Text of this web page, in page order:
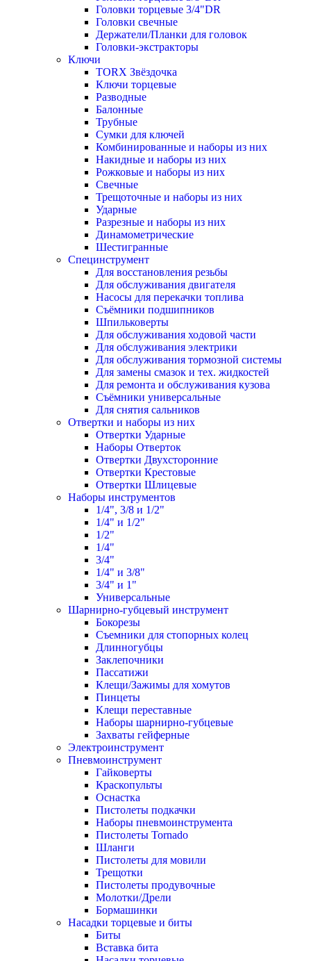
Головки торцевые 3/4"DR
Головки свечные
Держатели/Планки для головок
Головки-экстракторы
Ключи
TORX Звёздочка
Ключи торцевые
Разводные
Балонные
Трубные
Сумки для ключей
Комбинированные и наборы из них
Накидные и наборы из них
Рожковые и наборы из них
Свечные
Трещоточные и наборы из них
Ударные
Разрезные и наборы из них
Динамометрические
Шестигранные
Специнструмент
Для восстановления резьбы
Для обслуживания двигателя
Насосы для перекачки топлива
Съёмники подшипников
Шпильковерты
Для обслуживания ходовой части
Для обслуживания электрики
Для обслуживания тормозной системы
Для замены смазок и тех. жидкостей
Для ремонта и обслуживания кузова
Съёмники универсальные
Для снятия сальников
Отвертки и наборы из них
Отвертки Ударные
Наборы Отверток
Отвертки Двухсторонние
Отвертки Крестовые
Отвертки Шлицевые
Наборы инструментов
1/4", 3/8 и 1/2"
1/4" и 1/2"
1/2"
1/4"
3/4"
1/4" и 3/8"
3/4" и 1"
Универсальные
Шарнирно-губцевый инструмент
Бокорезы
Съемники для стопорных колец
Длинногубцы
Заклепочники
Пассатижи
Клещи/Зажимы для хомутов
Пинцеты
Клещи переставные
Наборы шарнирно-губцевые
Захваты гейферные
Электроинструмент
Пневмоинструмент
Гайковерты
Краскопульты
Оснастка
Пистолеты подкачки
Наборы пневмоинструмента
Пистолеты Tornado
Шланги
Пистолеты для мовили
Трещотки
Пистолеты продувочные
Молотки/Дрели
Бормашинки
Насадки торцевые и биты
Биты
Вставка бита